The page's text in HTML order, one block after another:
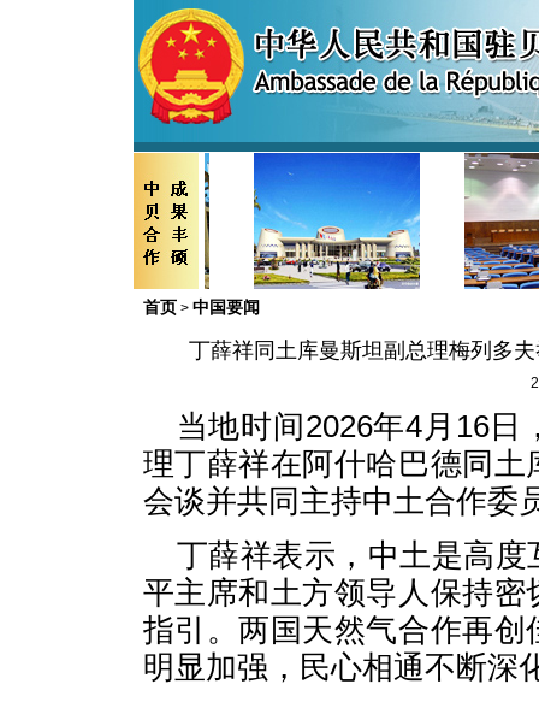
首页 > 中国要闻
丁薛祥同土库曼斯坦副总理梅列多
当地时间2026年4月16
理丁薛祥在阿什哈巴德同
会谈并共同主持中土合作委
丁薛祥表示，中土是高
平主席和土方领导人保持
指引。两国天然气合作再
明显加强，民心相通不断深